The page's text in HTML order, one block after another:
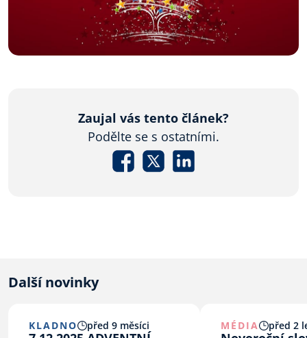
Zaujal vás tento článek?
Podělte se s ostatními.
Další novinky
KLADNO před 9 měsíci MÉDIA před 2